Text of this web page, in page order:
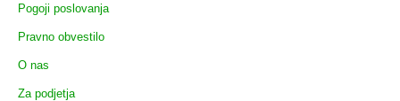
Pogoji poslovanja
Pravno obvestilo
O nas
Za podjetja